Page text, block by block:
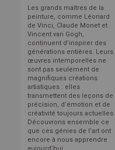
Les grands maîtres de la
peinture, comme Léonard
de Vinci, Claude Monet et
Vincent van Gogh,
continuent d’inspirer des
générations entières. Leurs
œuvres intemporelles ne
sont pas seulement de
magnifiques créations
artistiques : elles
transmettent des leçons de
précision, d’émotion et de
créativité toujours actuelles.
Découvrons ensemble ce
que ces génies de l’art ont
encore à nous apprendre